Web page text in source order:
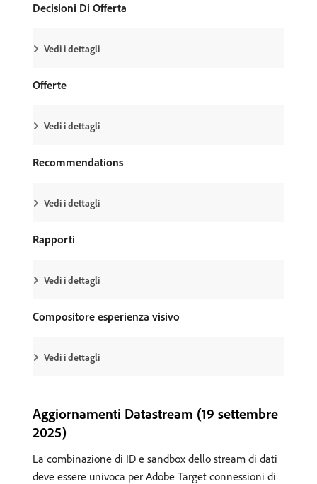
Decisioni Di Offerta
Vedi i dettagli
Offerte
Vedi i dettagli
Recommendations
Vedi i dettagli
Rapporti
Vedi i dettagli
Compositore esperienza visivo
Vedi i dettagli
Aggiornamenti Datastream (19 settembre
2025)
La combinazione di ID e sandbox dello stream di dati
deve essere univoca per Adobe Target connessioni di